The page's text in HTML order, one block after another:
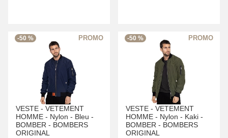
-50 %
VESTE - VETEMENT
HOMME - Nylon - Bleu -
BOMBER - BOMBERS
ORIGINAL
-50 %
VESTE - VETEMENT
HOMME - Nylon - Kaki -
BOMBER - BOMBERS
ORIGINAL